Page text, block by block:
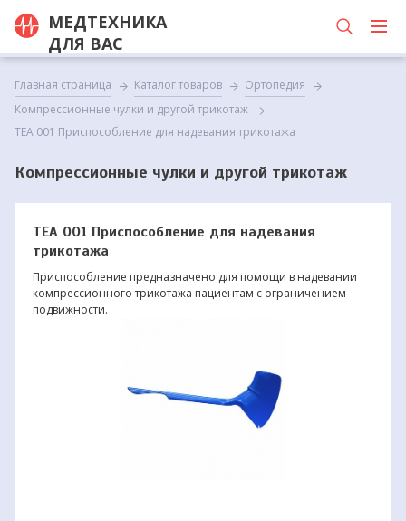
МЕДТЕХНИКА
ДЛЯ ВАС
Главная страница Каталог товаров
Ортопедия
Компрессионные чулки и другой трикотаж
TEA 001 Приспособление для надевания трикотажа
Компрессионные чулки и другой трикотаж
TEA 001 Приспособление для надевания
трикотажа
Приспособление предназначено для помощи в надевании
компрессионного трикотажа пациентам с ограничением
подвижности.